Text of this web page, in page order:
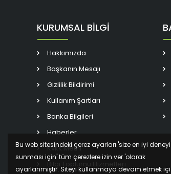
KURUMSAL BİLGİ
Hakkımızda
Başkanın Mesajı
Gizlilik Bildirimi
Kullanım Şartları
Banka Bilgileri
Haberler
Kvkk Metni
Bilgi Toplumu Hizmetleri
Bu web sitesindeki çerez ayarları 'size en iyi
sunması için' tüm çerezlere izin ver 'olarak
ayarlanmıştır. Siteyi kullanmaya devam etmek